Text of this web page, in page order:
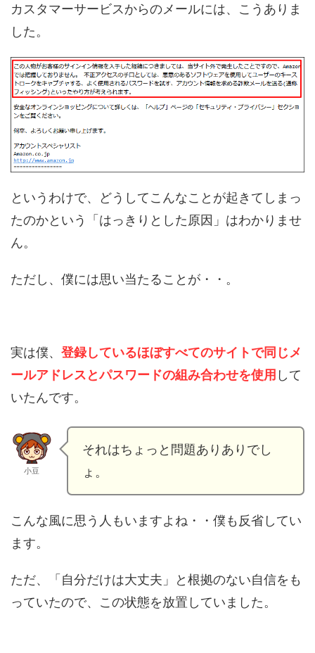
カスタマーサービスからのメールには、こうありま
した。
というわけで、どうしてこんなことが起きてしまっ
たのかという「はっきりとした原因」はわかりませ
ん。
ただし、僕には思い当たることが・・。
実は僕、 登録しているほぼすべてのサイトで同じメ
ールアドレスとパスワードの組み合わせを使用 して
いたんです。
小豆
それはちょっと問題ありありでし
ょ。
こんな風に思う人もいますよね・・僕も反省してい
ます。
ただ、「自分だけは大丈夫」と根拠のない自信をも
っていたので、この状態を放置していました。